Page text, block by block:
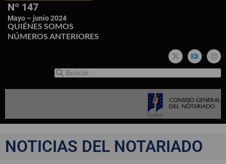
Nº 147
Mayo – junio 2024
QUIÉNES SOMOS
NÚMEROS ANTERIORES
NOTICIAS DEL NOTARIADO